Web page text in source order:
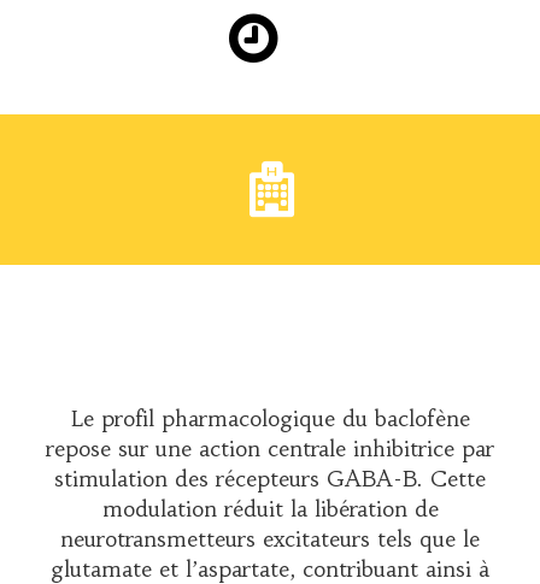
Le profil pharmacologique du baclofène
repose sur une action centrale inhibitrice par
stimulation des récepteurs GABA-B. Cette
modulation réduit la libération de
neurotransmetteurs excitateurs tels que le
glutamate et l’aspartate, contribuant ainsi à